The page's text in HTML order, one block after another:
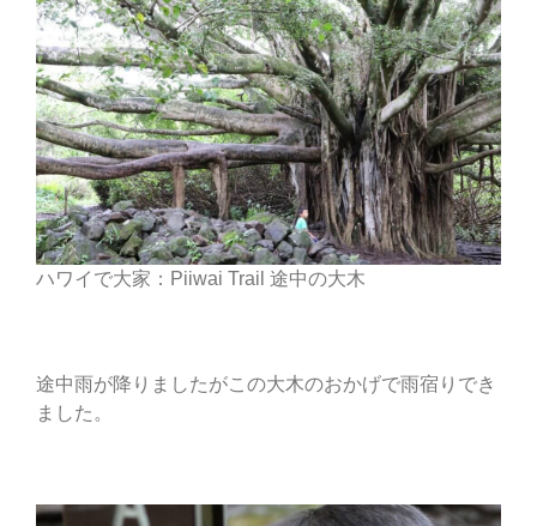
ハワイで大家：Piiwai Trail 途中の大木
途中雨が降りましたがこの大木のおかげで雨宿りでき
ました。